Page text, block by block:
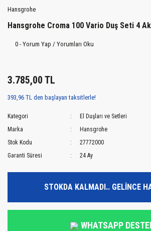
Hansgrohe
Hansgrohe Croma 100 Vario Duş Seti 4
0 - Yorum Yap / Yorumları Oku
3.785,00 TL
393,96 TL den başlayan taksitlerle!
Kategori
El Duşları ve Setleri
Marka
Hansgrohe
Stok Kodu
27772000
Garanti Süresi
24 Ay
STOKDA KALMADI.. GELİNCE
WHATSAPP